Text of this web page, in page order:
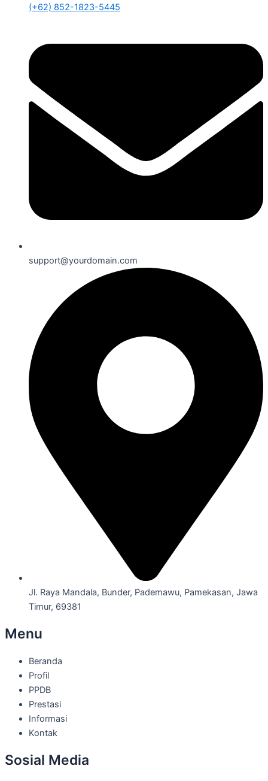
(+62) 852-1823-5445
support@yourdomain.com
Jl. Raya Mandala, Bunder, Pademawu, Pamekasan, Jawa
Timur, 69381
Menu
Beranda
Profil
PPDB
Prestasi
Informasi
Kontak
Sosial Media